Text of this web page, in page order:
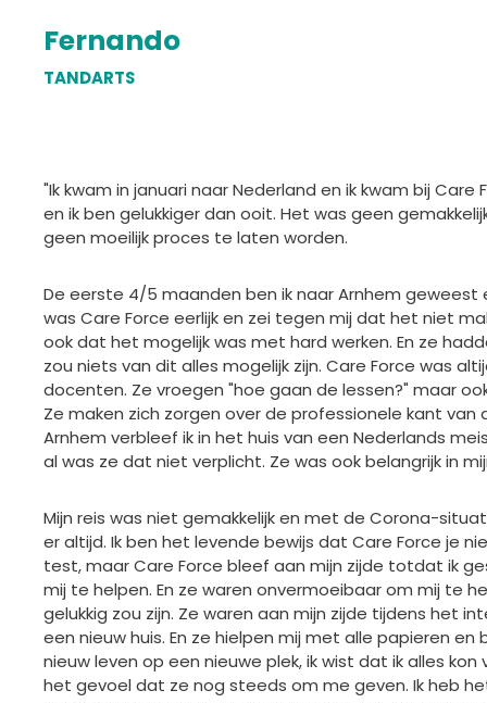
Fernando
TANDARTS
"Ik kwam in januari naar Nederland en ik kwam bij
en ik ben gelukkiger dan ooit. Het was geen
geen moeilijk proces te laten worden.
De eerste 4/5 maanden ben ik naar Arnhem geweest
was Care Force eerlijk en zei tegen mij dat het niet
ook dat het mogelijk was met hard werken. En ze
zou niets van dit alles mogelijk zijn. Care Force was
docenten. Ze vroegen "hoe gaan de lessen?" maar
Ze maken zich zorgen over de professionele kant
Arnhem verbleef ik in het huis van een Nederlands
al was ze dat niet verplicht. Ze was ook belangrijk in
Mijn reis was niet gemakkelijk en met de Corona-
er altijd. Ik ben het levende bewijs dat Care Force je
test, maar Care Force bleef aan mijn zijde totdat ik
mij te helpen. En ze waren onvermoeibaar om mij te
gelukkig zou zijn. Ze waren aan mijn zijde tijdens het
een nieuw huis. En ze hielpen mij met alle papieren
nieuw leven op een nieuwe plek, ik wist dat ik alles
het gevoel dat ze nog steeds om me geven. Ik heb